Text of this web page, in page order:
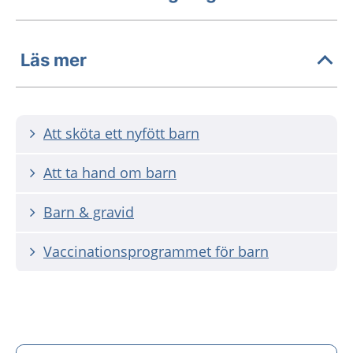
Läs mer
Att sköta ett nyfött barn
Att ta hand om barn
Barn & gravid
Vaccinationsprogrammet för barn